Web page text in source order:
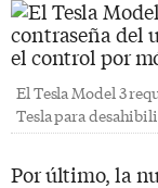
El Tesla Model 3
Tesla para
Por último, la